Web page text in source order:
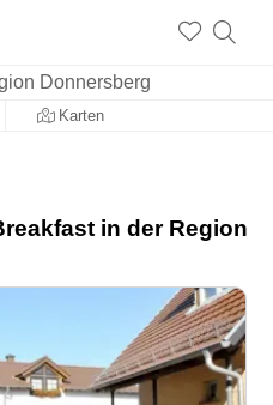
Donnersberg
Karten
in Rheinland-Pfalz
Über 25 Jahre online
in der Region